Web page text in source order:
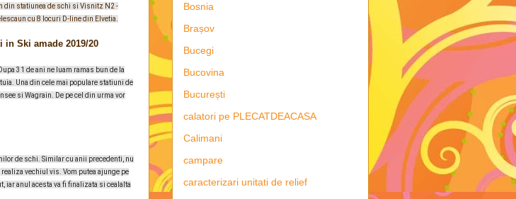
din statiunea de schi si Visnitz N2 -
cu 8 locuri D-line din Elvetia.
in Ski amade 2019/20
31 de ani ne luam ramas bun de la
Una din cele mai populare statiuni de
si Wagrain. De pe cel din urma vor
de schi. Similar cu anii precedenti, nu
vechiul vis. Vom putea ajunge pe
iar anul acesta va fi finalizata si cealalta
Bosnia
Brașov
Bucegi
Bucovina
București
calatori pe PLECATDEACASA
Calimani
campare
caracterizari unitati de relief